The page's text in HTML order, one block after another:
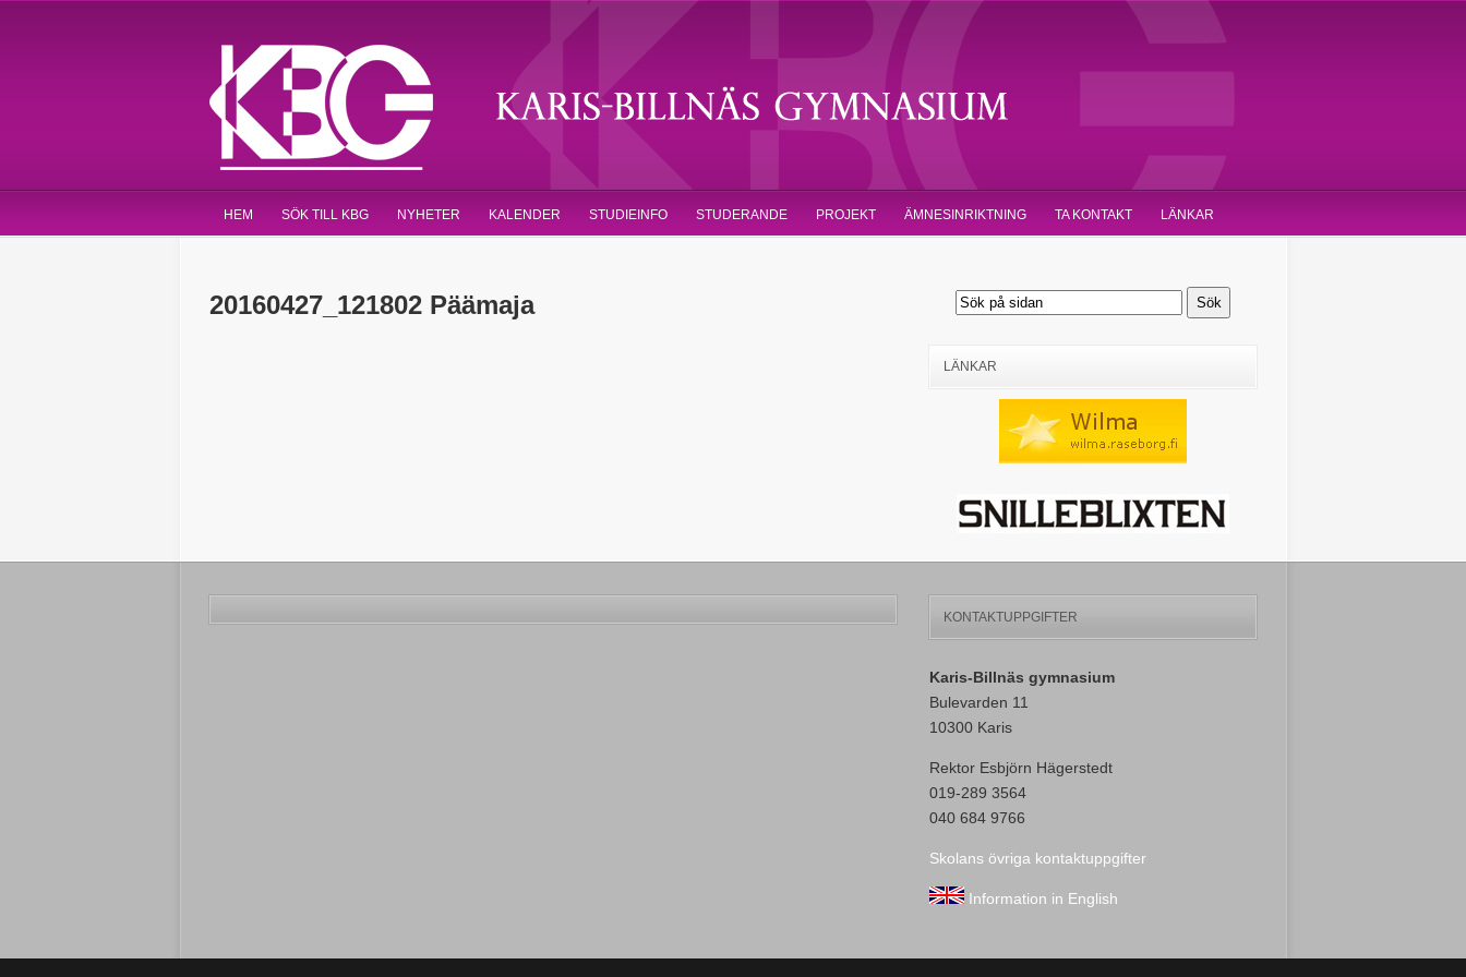
HEM SÖK TILL KBG NYHETER KALENDER STUDIEINFO STUDERANDE PROJEKT ÄMNESINRIKTNING TA KONTAKT LÄNKAR
20160427_121802 Päämaja
LÄNKAR
KONTAKTUPPGIFTER
Karis-Billnäs gymnasium
Bulevarden 11
10300 Karis
Rektor Esbjörn Hägerstedt
019-289 3564
040 684 9766
Skolans övriga kontaktuppgifter
Information in English